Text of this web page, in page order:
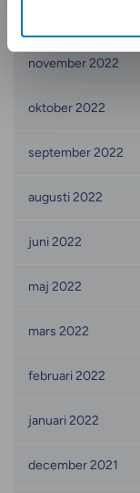
november 2022
oktober 2022
september 2022
augusti 2022
juni 2022
maj 2022
mars 2022
februari 2022
januari 2022
december 2021